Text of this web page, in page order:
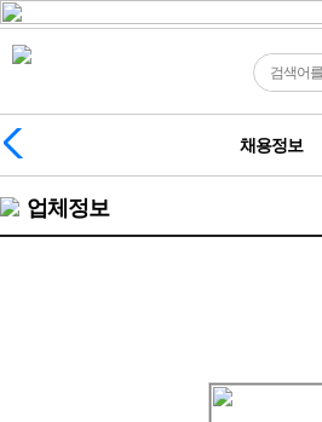
채용정보
업체정보